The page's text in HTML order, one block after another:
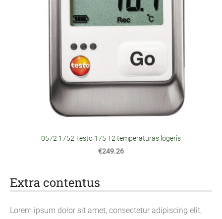
Extra contentus
Lorem ipsum dolor sit amet, consectetur adipiscing elit,
0572 1752 Testo 175 T2 temperatūras logeris
€249.26